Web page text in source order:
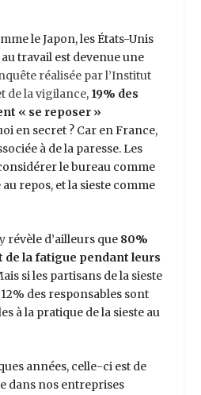
le Japon, les États-Unis
au travail est devenue une
réalisée par l’Institut
de la vigilance, 19% des
« se reposer »
en secret ? Car en France,
à de la paresse. Les
le bureau comme
repos, et la sieste comme
révèle d’ailleurs que 80%
de la fatigue pendant leurs
si les partisans de la sieste
des responsables sont
à la pratique de la sieste au
années, celle-ci est de
dans nos entreprises